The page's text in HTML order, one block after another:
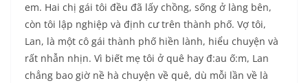
em. Hai chị gái tôi đều đã lấy chồng, sống ở làng bên,
còn tôi lập nghiệp và định cư trên thành phố. Vợ tôi,
Lan, là một cô gái thành phố hiền lành, hiểu chuyện và
rất nhẫn nhịn. Vì biết mẹ tôi ở quê hay đ:au ố:m, Lan
chẳng bao giờ nề hà chuyện về quê, dù mỗi lần về là